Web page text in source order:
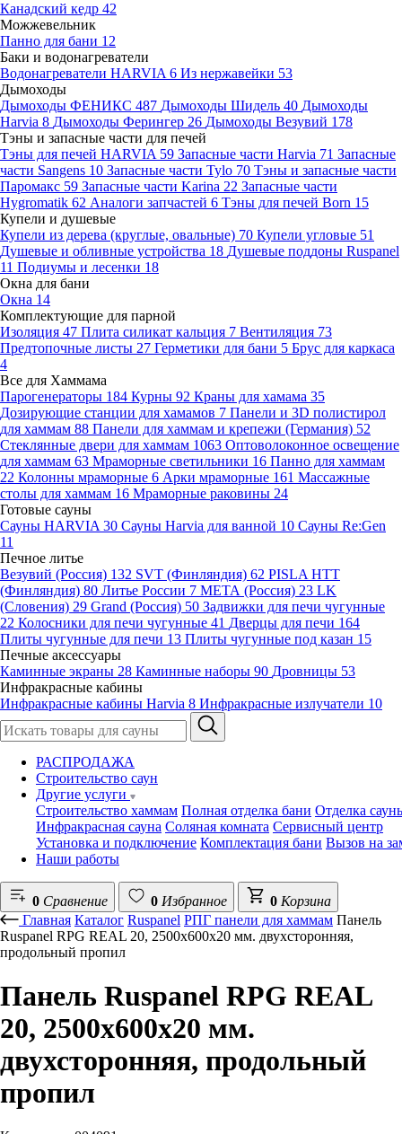
Канадский кедр 42
Можжевельник
Панно для бани 12
Баки и водонагреватели
Водонагреватели HARVIA 6 Из нержавейки 53
Дымоходы
Дымоходы ФЕНИКС 487 Дымоходы Шидель 40 Дымоходы
Harvia 8 Дымоходы Ферингер 26 Дымоходы Везувий 178
Тэны и запасные части для печей
Тэны для печей HARVIA 59 Запасные части Harvia 71 Запасные
части Sangens 10 Запасные части Tylo 70 Тэны и запасные части
Паромакс 59 Запасные части Karina 22 Запасные части
Hygromatik 62 Аналоги запчастей 6 Тэны для печей Born 15
Купели и душевые
Купели из дерева (круглые, овальные) 70 Купели угловые 51
Душевые и обливные устройства 18 Душевые поддоны Ruspanel
11 Подиумы и лесенки 18
Окна для бани
Окна 14
Комплектующие для парной
Изоляция 47 Плита силикат кальция 7 Вентиляция 73
Предтопочные листы 27 Герметики для бани 5 Брус для каркаса
4
Все для Хаммама
Парогенераторы 184 Курны 92 Краны для хамама 35
Дозирующие станции для хамамов 7 Панели и 3D полистирол
для хаммам 88 Панели для хаммам и крепежи (Германия) 52
Стеклянные двери для хаммам 1063 Оптоволоконное освещение
для хаммам 63 Мраморные светильники 16 Панно для хаммам
22 Колонны мраморные 6 Арки мраморные 161 Массажные
столы для хаммам 16 Мраморные раковины 24
Готовые сауны
Сауны HARVIA 30 Сауны Harvia для ванной 10 Сауны Re:Gen
11
Печное литье
Везувий (Россия) 132 SVT (Финляндия) 62 PISLA HTT
(Финляндия) 80 Литье России 7 МЕТА (Россия) 23 LK
(Словения) 29 Grand (Россия) 50 Задвижки для печи чугунные
22 Колосники для печи чугунные 41 Дверцы для печи 164
Плиты чугунные для печи 13 Плиты чугунные под казан 15
Печные аксессуары
Каминные экраны 28 Каминные наборы 90 Дровницы 53
Инфракрасные кабины
Инфракрасные кабины Harvia 8 Инфракрасные излучатели 10
РАСПРОДАЖА
Строительство саун
Другие услуги
Строительство хаммам Полная отделка бани Отделка
Инфракрасная сауна Соляная комната Сервисный центр
Установка и подключение Комплектация бани Вызов на
Наши работы
0 Сравнение 0 Избранное 0 Корзина
Главная Каталог Ruspanel РПГ панели для хаммам Панель
Ruspanel RPG REAL 20, 2500х600х20 мм. двухсторонняя,
продольный пропил
Панель Ruspanel RPG REAL
20, 2500х600х20 мм.
двухсторонняя, продольный
пропил